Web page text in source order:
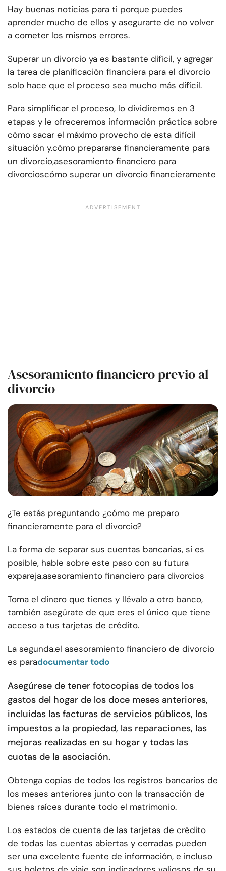
Hay buenas noticias para ti porque puedes
aprender mucho de ellos y asegurarte de no volver
a cometer los mismos errores.
Superar un divorcio ya es bastante difícil, y agregar
la tarea de planificación financiera para el divorcio
solo hace que el proceso sea mucho más difícil.
Para simplificar el proceso, lo dividiremos en 3
etapas y le ofreceremos información práctica sobre
cómo sacar el máximo provecho de esta difícil
situación y.cómo prepararse financieramente para
un divorcio,asesoramiento financiero para
divorcioscómo superar un divorcio financieramente
Asesoramiento financiero previo al
divorcio
¿Te estás preguntando ¿cómo me preparo
financieramente para el divorcio?
La forma de separar sus cuentas bancarias, si es
posible, hable sobre este paso con su futura
expareja.asesoramiento financiero para divorcios
Toma el dinero que tienes y llévalo a otro banco,
también asegúrate de que eres el único que tiene
acceso a tus tarjetas de crédito.
La segunda.el asesoramiento financiero de divorcio
es paradocumentar todo
Asegúrese de tener fotocopias de todos los
gastos del hogar de los doce meses anteriores,
incluidas las facturas de servicios públicos, los
impuestos a la propiedad, las reparaciones, las
mejoras realizadas en su hogar y todas las
cuotas de la asociación.
Obtenga copias de todos los registros bancarios de
los meses anteriores junto con la transacción de
bienes raíces durante todo el matrimonio.
Los estados de cuenta de las tarjetas de crédito
de todas las cuentas abiertas y cerradas pueden
ser una excelente fuente de información, e incluso